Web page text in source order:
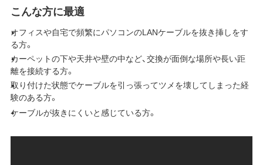
こんな方に最適
オフィスや自宅で頻繁にパソコンのLANケーブルを抜き挿しをす
る方。
カーペットの下や天井や壁の中など、交換が面倒な場所や長い距
離を接続する方。
取り付けた状態でケーブルを引っ張ってツメを壊してしまった経
験のある方。
ケーブルが抜きにくいと感じている方。